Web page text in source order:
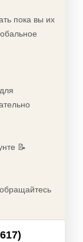
пока вы их
📝